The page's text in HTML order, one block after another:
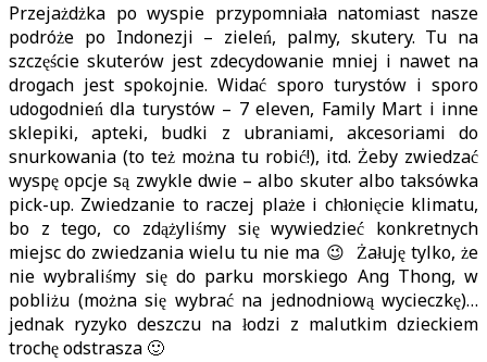
Przejażdżka po wyspie przypomniała natomiast nasze
podróże po Indonezji – zieleń, palmy, skutery. Tu na
szczęście skuterów jest zdecydowanie mniej i nawet na
drogach jest spokojnie. Widać sporo turystów i sporo
udogodnień dla turystów – 7 eleven, Family Mart i inne
sklepiki, apteki, budki z ubraniami, akcesoriami do
snurkowania (to też można tu robić!), itd. Żeby zwiedzać
wyspę opcje są zwykle dwie – albo skuter albo taksówka
pick-up. Zwiedzanie to raczej plaże i chłonięcie klimatu,
bo z tego, co zdążyliśmy się wywiedzieć konkretnych
miejsc do zwiedzania wielu tu nie ma 😉 Żałuję tylko, że
nie wybraliśmy się do parku morskiego Ang Thong, w
pobliżu (można się wybrać na jednodniową wycieczkę)…
jednak ryzyko deszczu na łodzi z malutkim dzieckiem
trochę odstrasza 🙂